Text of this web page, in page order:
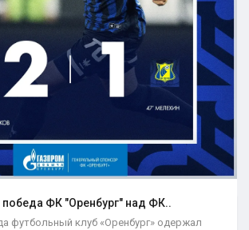
ФК "Оренбург" над ФК..
футбольный клуб «Оренбург» одержал